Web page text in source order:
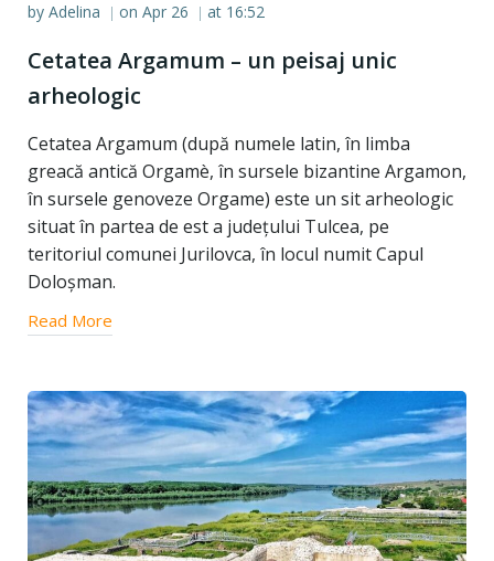
by Adelina | on Apr 26 | at 16:52
Cetatea Argamum – un peisaj unic
arheologic
Cetatea Argamum (după numele latin, în limba
greacă antică Orgamè, în sursele bizantine Argamon,
în sursele genoveze Orgame) este un sit arheologic
situat în partea de est a județului Tulcea, pe
teritoriul comunei Jurilovca, în locul numit Capul
Doloșman.
Read More